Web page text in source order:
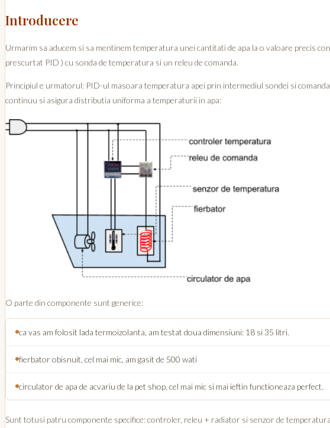
Introducere
Urmarim sa aducem si sa mentinem temperatura unei cantitati de apa la o valoare precis
prescurtat PID ) cu sonda de temperatura si un releu de comanda.
Principiul e urmatorul: PID-ul masoara temperatura apei prin intermediul sondei si
continuu si asigura distributia uniforma a temperaturii in apa:
O parte din componente sunt generice:
ca vas am folosit lada termoizolanta, am testat doua dimensiuni: 18 si 35 litri.
fierbator obisnuit, cel mai mic, am gasit de 500 wati
circulator de apa de acvariu de la pet shop, cel mai mic si mai ieftin functioneaza perfect.
Sunt totusi patru componente specifice: controler, releu + radiator si senzor de